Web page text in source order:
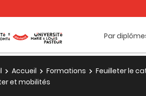
Par
Accueil Formations Feuilleter le
et mobilités